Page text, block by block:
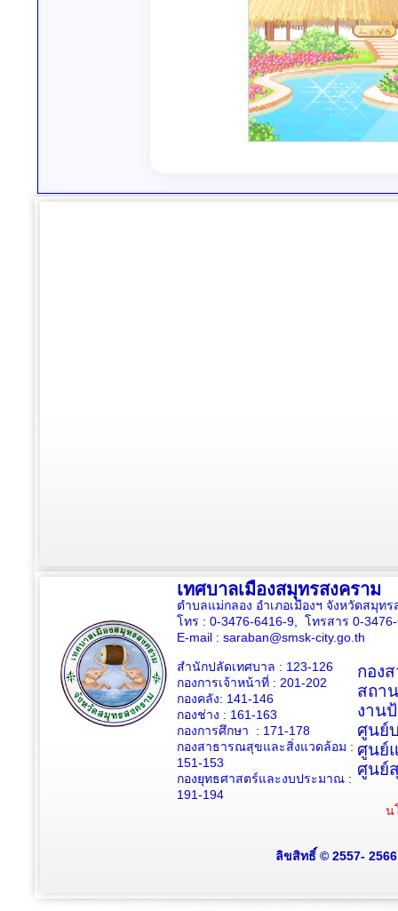
เทศบาลเมืองสมุทรสงคราม
ตำบลแม่กลอง อำเภอเมืองฯ จังหวัดสมุท
โทร : 0-3476-6416-9, โทรสาร 0-
E-mail : saraban@smsk-city.go.th
สำนักปลัดเทศบาล : 123-126
กองการเจ้าหน้าที่ : 201-202
กองคลัง: 141-146
กองช่าง : 161-163
กองการศึกษา : 171-178
กองสาธารณสุขและสิ่งแวดล้อม :
151-153
กองยุทธศาสตร์และงบประมาณ :
191-194
กอง
สถา
งาน
ศูนย์
ศูนย์
ศูนย์
น
ลิขสิทธิ์ © 2557-